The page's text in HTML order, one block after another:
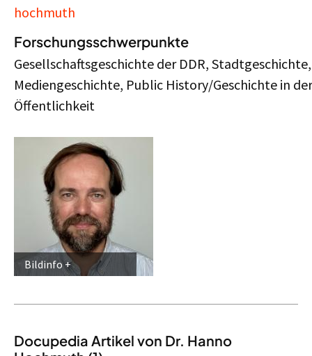
hochmuth
Forschungsschwerpunkte
Gesellschaftsgeschichte der DDR, Stadtgeschichte,
Mediengeschichte, Public History/Geschichte in der
Öffentlichkeit
Bildinfo
Docupedia Artikel von Dr. Hanno